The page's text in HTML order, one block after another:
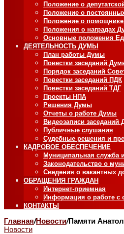
Положение о
Положение о
Положение о
Положения о наградах
Основные положения
ДЕЯТЕЛЬНОСТЬ ДУМЫ
План работы Думы
Повестки заседаний
Порядок заседаний
Повестки заседаний ПДК
Повестки заседаний ТДГ
Проекты НПА
Решения Думы
Отчеты о работе Думы
Видеозаписи заседаний
Публичные слушания
Судебные решения и
КАДРОВОЕ ОБЕСПЕЧЕНИЕ
Муниципальная служба
Законодательство о
Сведения о вакантных
ОБРАЩЕНИЯ ГРАЖДАН
Интернет-приемная
Информация о работе с
КОНТАКТЫ
Главная/Новости/Памяти
Новости